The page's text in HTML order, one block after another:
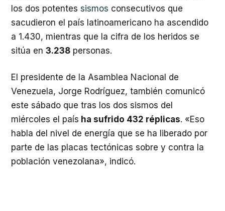
los dos potentes sismos consecutivos que
sacudieron el país latinoamericano ha ascendido
a 1.430, mientras que la cifra de los heridos se
sitúa en 3.238 personas.
El presidente de la Asamblea Nacional de
Venezuela, Jorge Rodríguez, también comunicó
este sábado que tras los dos sismos del
miércoles el país ha sufrido 432 réplicas. «Eso
habla del nivel de energía que se ha liberado por
parte de las placas tectónicas sobre y contra la
población venezolana», indicó.